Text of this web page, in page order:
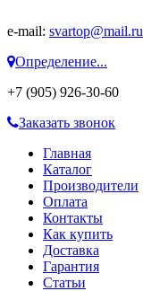
e-mail: svartop@mail.ru
Определение...
+7 (905) 926-30-60
Заказать звонок
Главная
Каталог
Производители
Оплата
Контакты
Как купить
Доставка
Гарантия
Статьи